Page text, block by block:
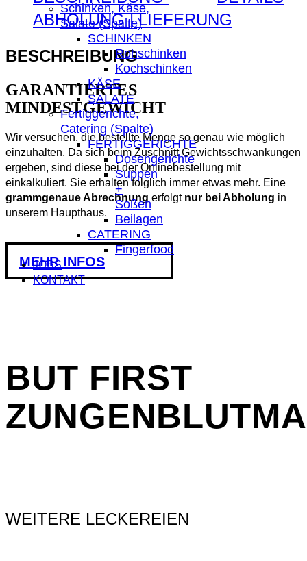
Schinken, Käse,
Salate (Spalte)
SCHINKEN
Rohschinken
Kochschinken
KÄSE
SALATE
Fertiggerichte,
Catering (Spalte)
FERTIGGERICHTE
Dosengerichte
Suppen
+
Soßen
Beilagen
CATERING
Fingerfood
JOBS
KONTAKT
ABHOLUNG | LIEFERUNG
BESCHREIBUNG
GARANTIERTES
MINDESTGEWICHT
Wir versuchen, die bestellte Menge so genau wie möglich
einzuhalten. Da sich beim Zuschnitt Gewichtsschwankungen
ergeben, sind diese bei der Onlinebestellung mit
einkalkuliert. Sie erhalten folglich immer etwas mehr. Eine
grammgenaue Abrechnung erfolgt nur bei Abholung in
unserem Haupthaus.
MEHR INFOS
BUT FIRST
WEITERE LECKEREIEN